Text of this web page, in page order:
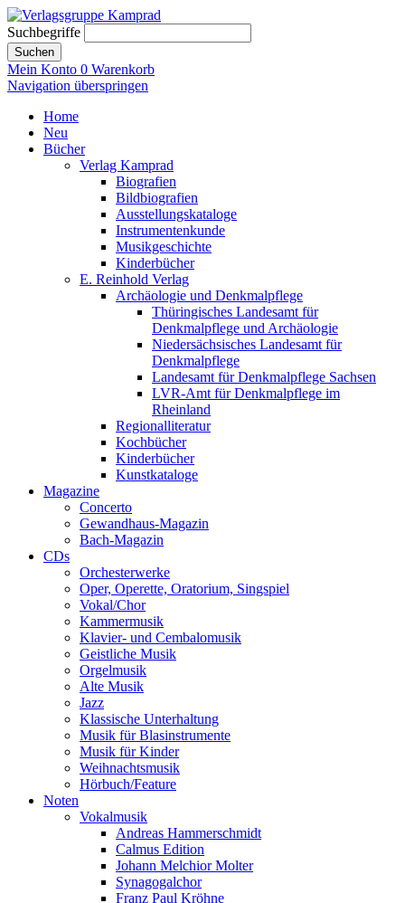
Suchbegriffe
Suchen
Mein Konto 0 Warenkorb
Navigation überspringen
Home
Neu
Bücher
Verlag Kamprad
Biografien
Bildbiografien
Ausstellungskataloge
Instrumentenkunde
Musikgeschichte
Kinderbücher
E. Reinhold Verlag
Archäologie und Denkmalpflege
Thüringisches Landesamt für
Denkmalpflege und Archäologie
Niedersächsisches Landesamt für
Denkmalpflege
Landesamt für Denkmalpflege Sachsen
LVR-Amt für Denkmalpflege im
Rheinland
Regionalliteratur
Kochbücher
Kinderbücher
Kunstkataloge
Magazine
Concerto
Gewandhaus-Magazin
Bach-Magazin
CDs
Orchesterwerke
Oper, Operette, Oratorium, Singspiel
Vokal/Chor
Kammermusik
Klavier- und Cembalomusik
Geistliche Musik
Orgelmusik
Alte Musik
Jazz
Klassische Unterhaltung
Musik für Blasinstrumente
Musik für Kinder
Weihnachtsmusik
Hörbuch/Feature
Noten
Vokalmusik
Andreas Hammerschmidt
Calmus Edition
Johann Melchior Molter
Synagogalchor
Franz Paul Kröhne